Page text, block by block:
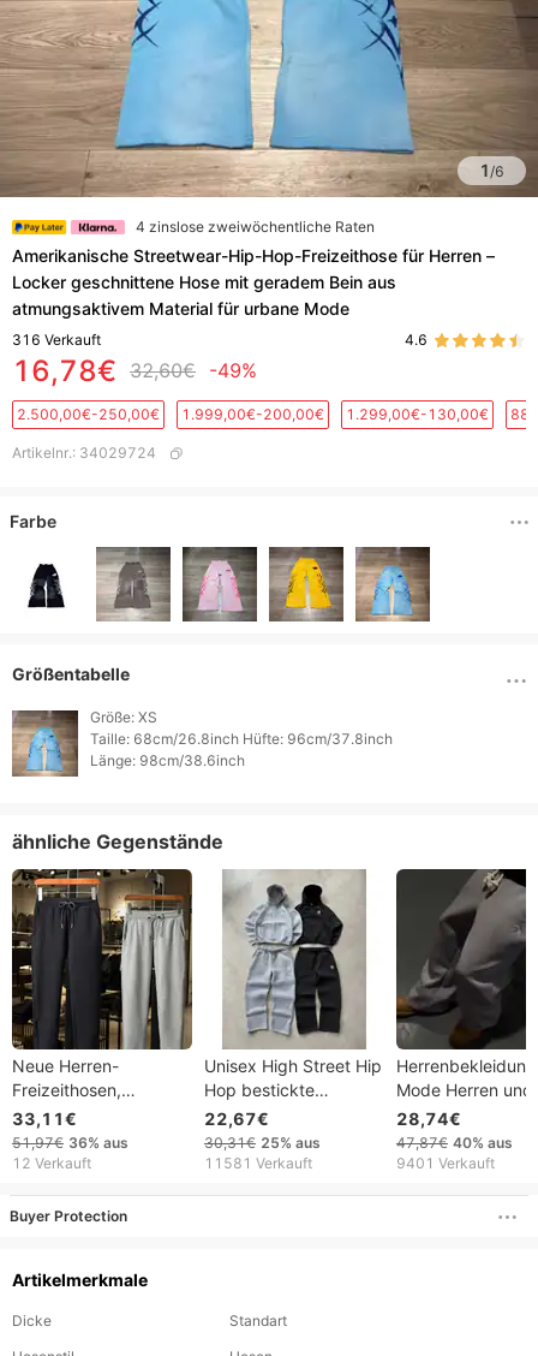
1/6
4 zinslose zweiwöchentliche Raten
Amerikanische Streetwear-Hip-Hop-Freizeithose für Herren –
Locker geschnittene Hose mit geradem Bein aus
atmungsaktivem Material für urbane Mode
316 Verkauft 4.6
16,78€ 32,60€ -49%
2.500,00€-250,00€ 1.999,00€-200,00€ 1.299,00€-130,00€
Artikelnr.: 34029724
Farbe
Größentabelle
Größe: XS
Taille: 68cm/26.8inch Hüfte: 96cm/37.8inch
ähnliche Gegenstände
Neue Herren-
Freizeithosen,
Jogginghosen,
Leggings und Fleece-
Jogginghosen aus
33,11€
51,97€ 36% aus
12 Verkauft
Unisex High Street Hip
Hop bestickte
Jogginghose mit
Reißverschluss,
bequeme Passform,
22,67€
30,31€ 25% aus
11581 Verkauft
Herrenbekleidung
Mode Herren und
Damen im
Trendy Brand
Zweiteilige Hose
28,74€
47,87€ 40% aus
9401 Verkauft
Buyer Protection
Artikelmerkmale
Dicke
Standart